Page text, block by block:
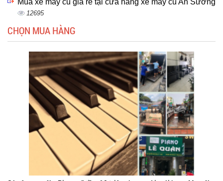
Mua xe máy cũ giá rẻ tại cửa hàng xe máy cũ An Sương
12695
CHỌN MUA HÀNG